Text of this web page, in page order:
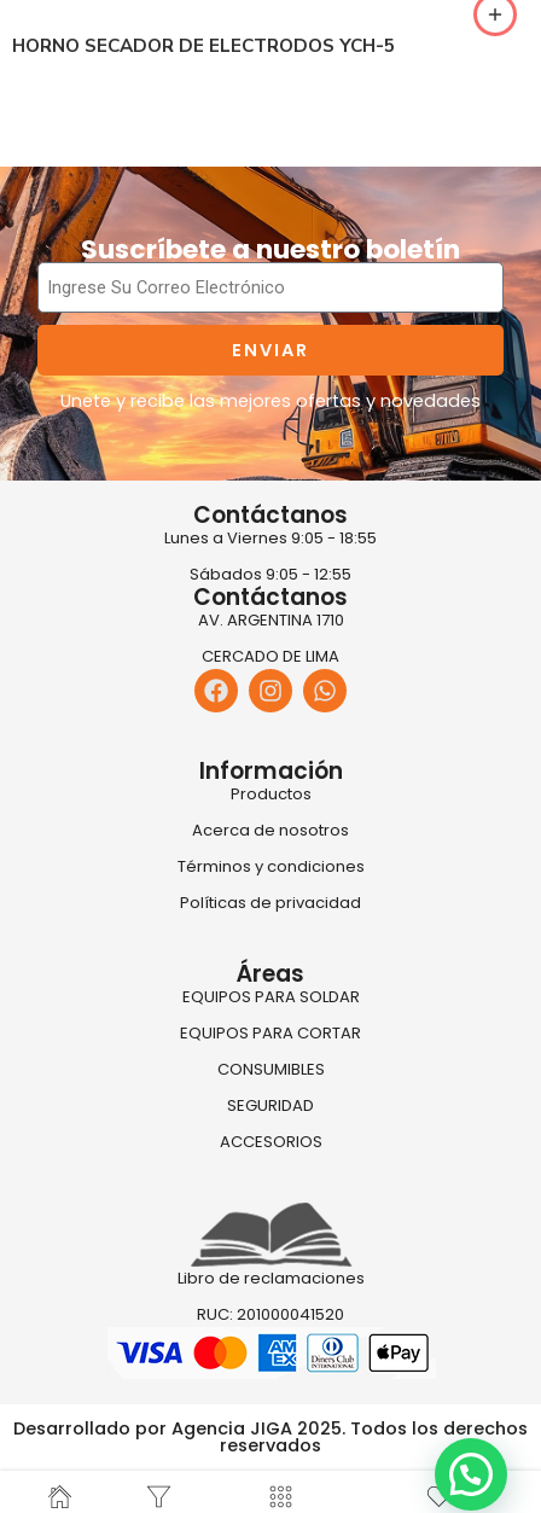
HORNO SECADOR DE ELECTRODOS YCH-5
Suscríbete a nuestro boletín
ENVIAR
Unete y recibe las mejores ofertas y novedades
Contáctanos
Lunes a Viernes 9:05 - 18:55
Sábados 9:05 - 12:55
Contáctanos
AV. ARGENTINA 1710
CERCADO DE LIMA
Información
Productos
Acerca de nosotros
Términos y condiciones
Políticas de privacidad
Áreas
EQUIPOS PARA SOLDAR
EQUIPOS PARA CORTAR
CONSUMIBLES
SEGURIDAD
ACCESORIOS
Libro de reclamaciones
RUC: 201000041520
Desarrollado por Agencia JIGA 2025. Todos los derechos
reservados